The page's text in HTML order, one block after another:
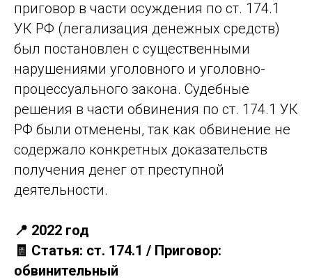
приговор в части осуждения по ст. 174.1
УК РФ (легализация денежных средств)
был постановлен с существенными
нарушениями уголовного и уголовно-
процессуального закона. Судебные
решения в части обвинения по ст. 174.1 УК
РФ были отменены, так как обвинение не
содержало конкретных доказательств
получения денег от преступной
деятельности.
📍 2022 год
🧾 Статья: ст. 174.1 / Приговор:
обвинительный